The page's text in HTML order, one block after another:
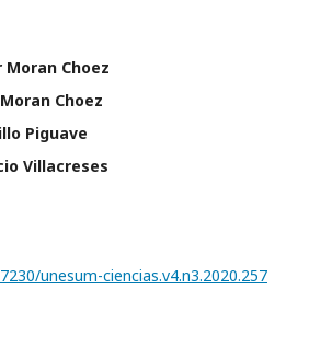
Choez
Choez
Piguave
Villacreses
unesum-ciencias.v4.n3.2020.257